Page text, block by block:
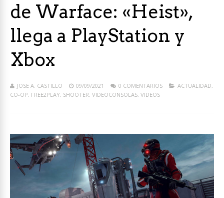
de Warface: «Heist»,
llega a PlayStation y
Xbox
JOSE A. CASTILLO 09/09/2021 0 COMENTARIOS ACTUALIDAD,
CO-OP, FREE2PLAY, SHOOTER, VIDEOCONSOLAS, VIDEOS